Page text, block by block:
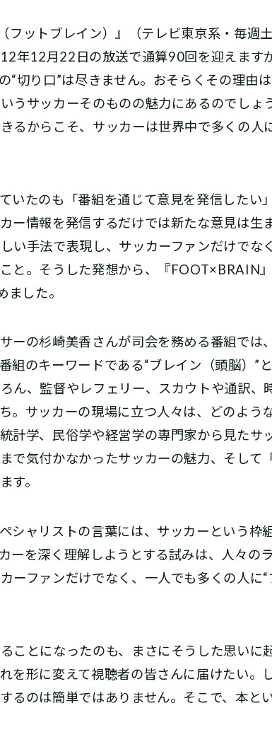
ットブレイン）』（テレビ東京系・毎週
年12月22日の放送で通算90回を迎えます
“切り口”は尽きません。おそらくその理由
うサッカーそのものの魅力にあるのでしょ
るからこそ、サッカーは世界中で多くの人
いたのも「番組を通じて意見を発信したい
ー情報を発信するだけでは新たな意見は生
い手法で表現し、サッカーファンだけでな
と。そうした発想から、『FOOT×BRAIN
ました。
ーの杉崎美香さんが司会を務める番組では
組のキーワードである“ブレイン（頭脳）”
ん、監督やレフェリー、スカウトや通訳、
。サッカーの現場に立つ人々は、どのよう
計学、民俗学や経営学の専門家から見たサッ
で気付かなかったサッカーの魅力、そして
す。
シャリストの言葉には、サッカーという枠
ーを深く理解しようとする試みは、人々の
ーファンだけでなく、一人でも多くの人に
とになったのも、まさにそうした思いに
を形に変えて視聴者の皆さんに届けたい。
るのは簡単ではありません。そこで、本と